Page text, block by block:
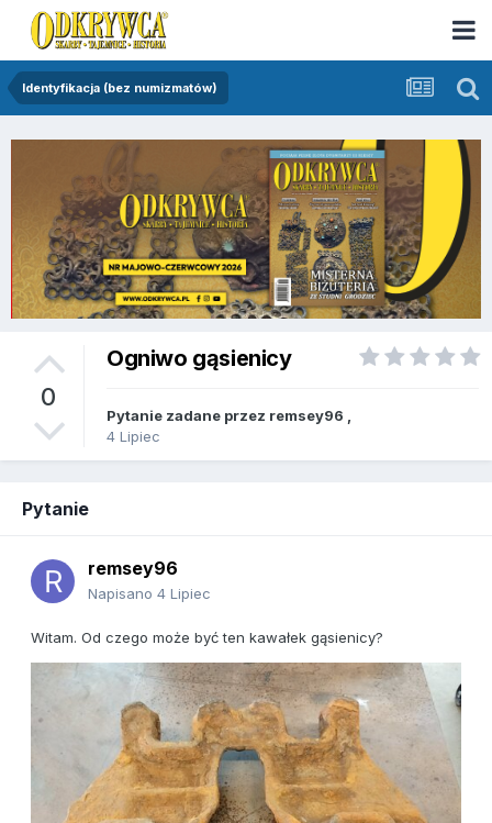
Identyfikacja (bez numizmatów)
0
Ogniwo gąsienicy
Pytanie zadane przez remsey96
4 Lipiec
Pytanie
remsey96
Napisano 4 Lipiec
Witam. Od czego może być ten kawałek gąsienicy?